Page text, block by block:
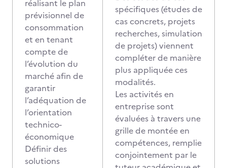
réalisant le plan
prévisionnel de
consommation
et en tenant
compte de
l’évolution du
marché afin de
garantir
l’adéquation de
l’orientation
technico-
économique
Définir des
solutions
spécifiques (études de
cas concrets, projets
recherches, simulation
de projets) viennent
compléter de manière
plus appliquée ces
modalités.
Les activités en
entreprise sont
évaluées à travers une
grille de montée en
compétences, remplie
conjointement par le